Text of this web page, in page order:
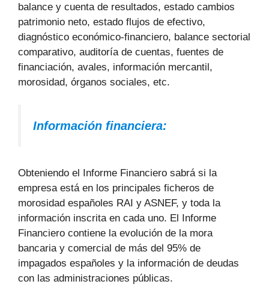
balance y cuenta de resultados, estado cambios
patrimonio neto, estado flujos de efectivo,
diagnóstico económico-financiero, balance sectorial
comparativo, auditoría de cuentas, fuentes de
financiación, avales, información mercantil,
morosidad, órganos sociales, etc.
Información financiera:
Obteniendo el Informe Financiero sabrá si la
empresa está en los principales ficheros de
morosidad españoles RAI y ASNEF, y toda la
información inscrita en cada uno. El Informe
Financiero contiene la evolución de la mora
bancaria y comercial de más del 95% de
impagados españoles y la información de deudas
con las administraciones públicas.